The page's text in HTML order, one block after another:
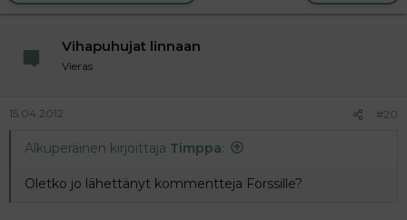
Vihapuhujat linnaan
Vieras
15.04.2012 #20
Alkuperäinen kirjoittaja Timppa:
Oletko jo lähettänyt kommentteja Forssille?